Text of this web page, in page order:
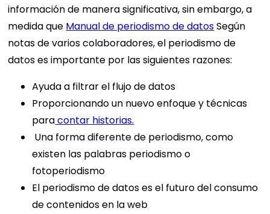
información de manera significativa, sin embargo, a
medida que Manual de periodismo de datosSegún
notas de varios colaboradores, el periodismo de
datos es importante por las siguientes razones:
Ayuda a filtrar el flujo de datos
Proporcionando un nuevo enfoque y técnicas
paracontar historias.
Una forma diferente de periodismo, como
existen las palabras periodismo o
fotoperiodismo
El periodismo de datos es el futuro del consumo
de contenidos en la web